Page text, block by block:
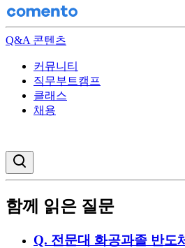
Q&A 콘텐츠
커뮤니티
직무부트캠프
클래스
채용
함께 읽은 질문
Q. 전문대 화공과졸 반도